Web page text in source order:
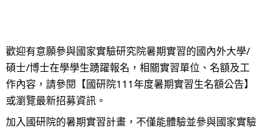
歡迎有意願參與國家實驗研究院暑期實習的國內外大學/
碩士/博士在學學生踴躍報名，相關實習單位、名額及工
作內容，請參閱【國研院111年度暑期實習生名額公告】
或瀏覽最新招募資訊。
加入國研院的暑期實習計畫，不僅能體驗並參與國家實驗